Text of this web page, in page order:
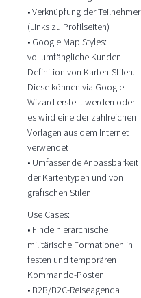
• Verknüpfung der Teilnehmer
(Links zu Profilseiten)
• Google Map Styles:
vollumfängliche Kunden-
Definition von Karten-Stilen.
Diese können via Google
Wizard erstellt werden oder
es wird eine der zahlreichen
Vorlagen aus dem Internet
verwendet
• Umfassende Anpassbarkeit
der Kartentypen und von
grafischen Stilen
Use Cases:
• Finde hierarchische
militärische Formationen in
festen und temporären
Kommando-Posten
• B2B/B2C-Reiseagenda